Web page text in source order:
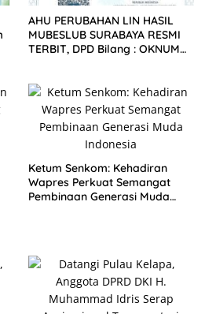
AHU PERUBAHAN LIN HASIL
MUBESLUB SURABAYA RESMI
TERBIT, DPD Bilang : OKNUM
Ketum Senkom: Kehadiran
Wapres Perkuat Semangat
Pembinaan Generasi Muda